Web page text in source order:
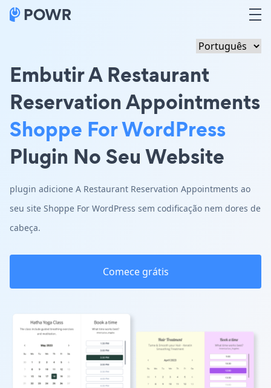
Embutir A Restaurant
Reservation Appointments
Shoppe For WordPress
Plugin No Seu Website
plugin adicione A Restaurant Reservation Appointments ao
seu site Shoppe For WordPress sem codificação nem dores de
cabeça.
Comece grátis